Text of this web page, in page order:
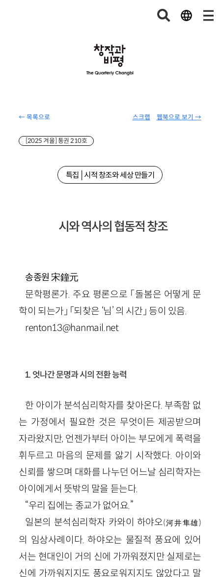
← 목록으로 웹북으로 보기 →
스크랩
[2025 겨울] 통권 210호
특집│시적 창조와 세상 만들기
시와 역사의 협동적 창조
송종원 宋鐘元
문학평론가. 주요 평론으로 「돌봄은 어떻게 문
학이 되는가」 「되찾은 ‘님’ 의 시간」 등이 있음.
renton13@hanmail.net
1. 엇나간 문명과 시의 전환 능력
한 아이가 분석심리학자를 찾아온다. 부족함 없
는 가정에서 필요한 것은 무엇이든 제공받으며
자라왔지만, 언젠가부터 아이는 부모에게 폭력을
휘두르고 마음의 문제를 앓기 시작했다. 아이와
신뢰를 쌓으며 대화를 나누던 어느날 심리학자는
아이에게서 뜻밖의 말을 듣는다.
“우리 집에는 종교가 없어요.”
일본의 분석심리학자 카와이 하야오(河井隼雄)
의 임상사례이다. 하야오는 물질적 풍요에 있어
서는 현대인이 거의 신에 가까워졌지만 실제로는
신에 가까워지지도 풍요로워지지도 않았다고 말